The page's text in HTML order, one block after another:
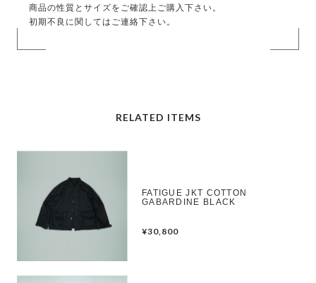
商品の性質とサイズをご確認上ご購入下さい。
初期不良に関してはご連絡下さい。
RELATED ITEMS
FATIGUE JKT COTTON
GABARDINE BLACK
¥30,800